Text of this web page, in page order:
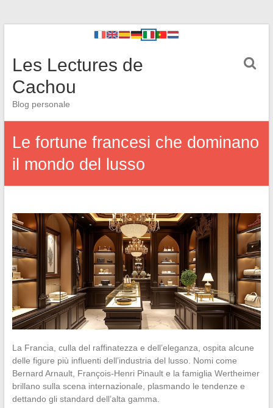
Les Lectures de
Cachou
Blog personale
Le fortune francesi che dominano
il mondo del lusso
La Francia, culla del raffinatezza e dell’eleganza, ospita alcune
delle figure più influenti dell’industria del lusso. Nomi come
Bernard Arnault, François-Henri Pinault e la famiglia Wertheimer
brillano sulla scena internazionale, plasmando le tendenze e
dettando gli standard dell’alta gamma.